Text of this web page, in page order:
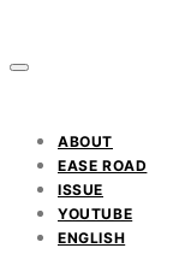
ABOUT
EASE ROAD
ISSUE
YOUTUBE
ENGLISH